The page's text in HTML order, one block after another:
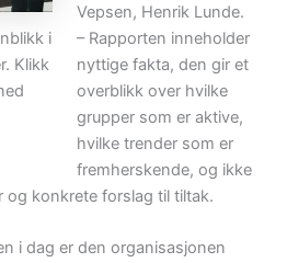
i
Klikk
Vepsen, Henrik Lunde.
– Rapporten inneholder
nyttige fakta, den gir et
overblikk over hvilke
grupper som er aktive,
hvilke trender som er
fremherskende, og ikke
og konkrete forslag til tiltak.
i dag er den organisasjonen